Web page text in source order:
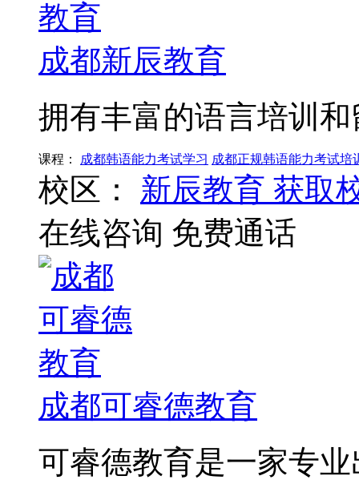
成都新辰教育
拥有丰富的语言培训
课程： 成都韩语能力考试学习 成都正规韩语能力考试培
校区： 新辰教育 获取
在线咨询 免费通话
成都可睿德教育
可睿德教育是一家专